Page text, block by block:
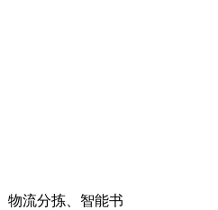
、物流分拣、智能书